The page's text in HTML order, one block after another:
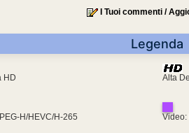
I Tuoi commenti /
Legenda
HD Alta
H/HEVC/H-265 Video: